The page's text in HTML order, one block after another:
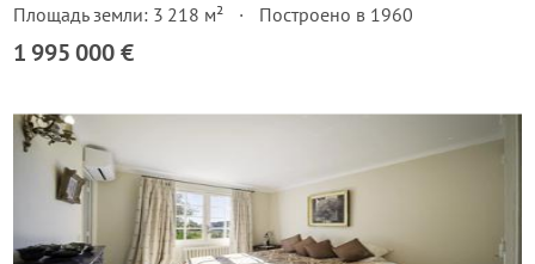
Площадь земли: 3 218 м²
Построено в 1960
1 995 000 €